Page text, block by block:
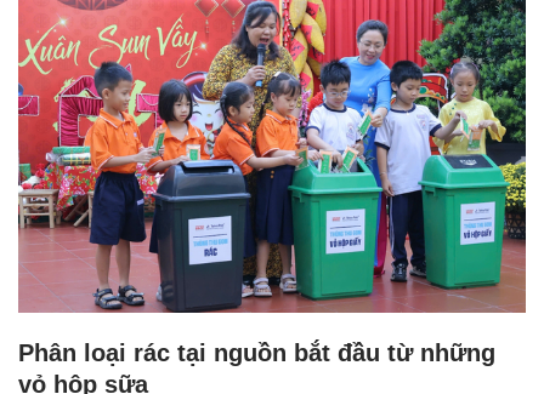
Phân loại rác tại nguồn bắt đầu từ những
vỏ hộp sữa